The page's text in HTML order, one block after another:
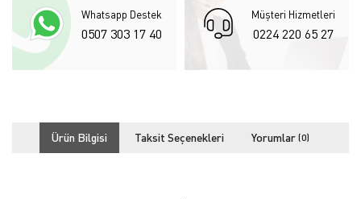
Whatsapp Destek
0507 303 17 40
Müşteri Hizmetleri
0224 220 65 27
Ürün Bilgisi Taksit Seçenekleri Yorumlar (0)